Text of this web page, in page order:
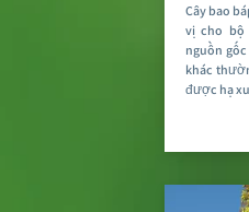
Cây bao
vị cho bộ
nguồn
khác
được hạ